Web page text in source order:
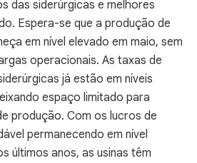
das siderúrgicas e melhores
Espera-se que a produção de
em nível elevado em maio, sem
operacionais. As taxas de
já estão em níveis
espaço limitado para
produção. Com os lucros de
permanecendo em nível
últimos anos, as usinas têm